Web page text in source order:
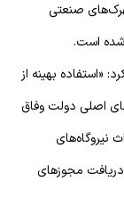
صنعتی
شده است.
«استفاده بهینه از
اصلی دولت وفاق
نیروگاه‌های
مجوزهای